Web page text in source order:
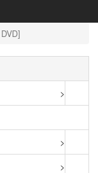
>
>
>